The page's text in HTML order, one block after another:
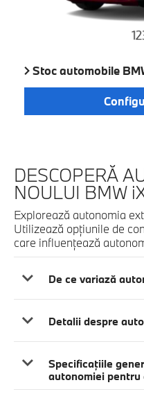
Stoc automobile
DESCOPERĂ
NOULUI BMW
Explorează autonomia
Utilizează opţiunile de
care influenţează
De ce variază
Detalii despre
Specificaţiile
autonomiei